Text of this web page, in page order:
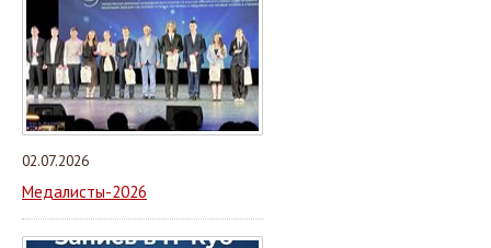
02.07.2026
Медалисты-2026